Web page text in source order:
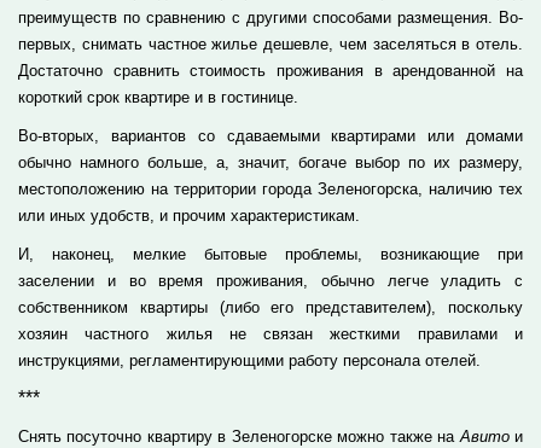
преимуществ по сравнению с другими способами размещения. Во-
первых, снимать частное жилье дешевле, чем заселяться в отель.
Достаточно сравнить стоимость проживания в арендованной на
короткий срок квартире и в гостинице.
Во-вторых, вариантов со сдаваемыми квартирами или домами
обычно намного больше, а, значит, богаче выбор по их размеру,
местоположению на территории города Зеленогорска, наличию тех
или иных удобств, и прочим характеристикам.
И, наконец, мелкие бытовые проблемы, возникающие при
заселении и во время проживания, обычно легче уладить с
собственником квартиры (либо его представителем), поскольку
хозяин частного жилья не связан жесткими правилами и
инструкциями, регламентирующими работу персонала отелей.
***
Снять посуточно квартиру в Зеленогорске можно также наАвитои